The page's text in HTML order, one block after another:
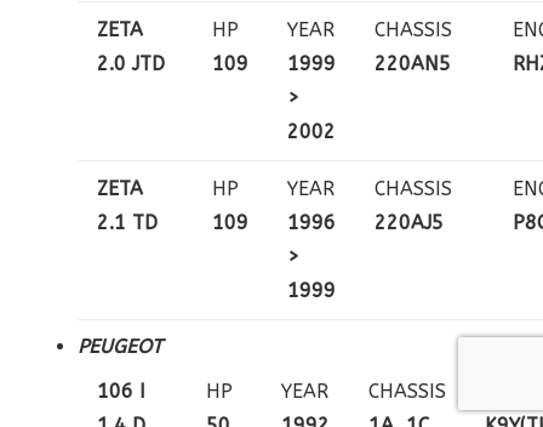
ZETA
2.0 JTD
HP
109
YEAR
1999
>
2002
CHASSIS
220AN5
ZETA
2.1 TD
HP
109
YEAR
1996
>
1999
CHASSIS
220AJ5
PEUGEOT
106 I
HP
YEAR
CHASSIS